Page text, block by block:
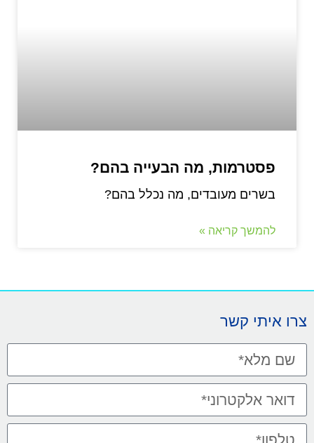
פסטרמות, מה הבעייה בהם?
בשרים מעובדים, מה נכלל בהם?
להמשך קריאה »
צרו איתי קשר